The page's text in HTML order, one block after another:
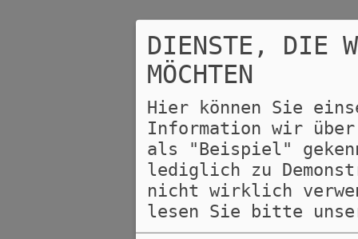
DIENSTE, DIE
MÖCHTEN
Hier können Sie
Information wir
als "Beispiel"
lediglich zu
nicht wirklich
lesen Sie bitte